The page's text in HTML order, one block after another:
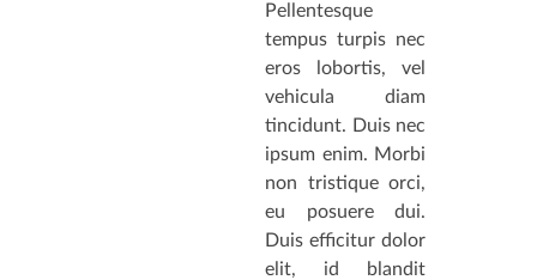
Pellentesque
tempus turpis nec
eros lobortis, vel
vehicula diam
tincidunt. Duis nec
ipsum enim. Morbi
non tristique orci,
eu posuere dui.
Duis efficitur dolor
elit, id blandit